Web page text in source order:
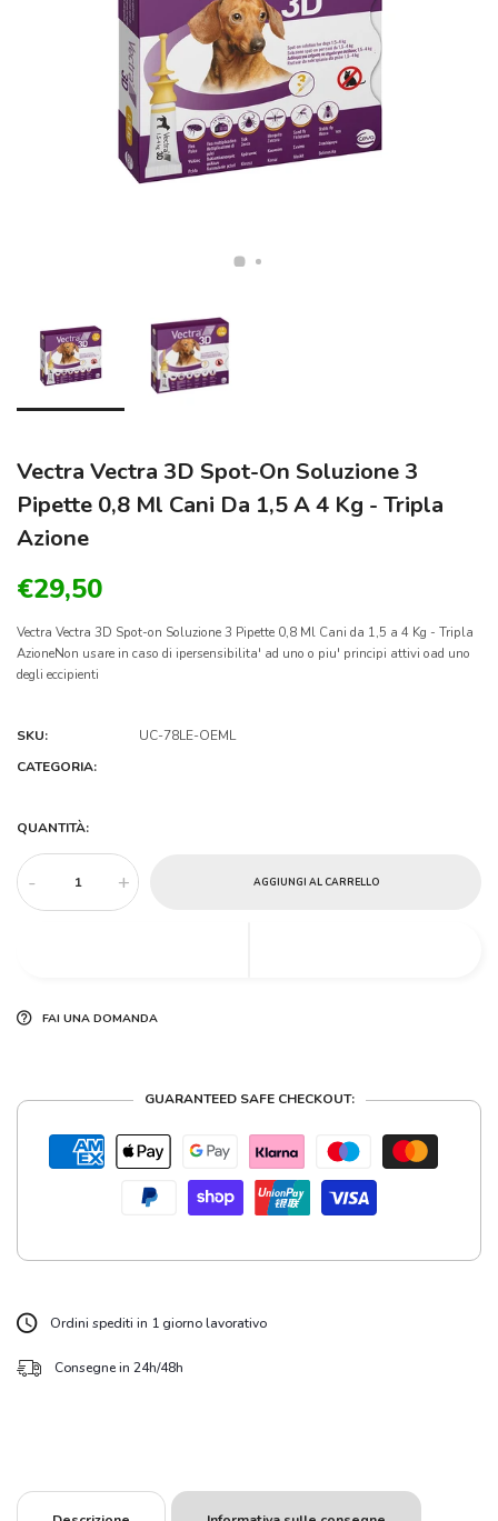
Vectra Vectra 3D Spot-On Soluzione 3
Pipette 0,8 Ml Cani Da 1,5 A 4 Kg - Tripla
Azione
€29,50
Vectra Vectra 3D Spot-on Soluzione 3 Pipette 0,8 Ml Cani da 1,5 a 4 Kg - Tripla
AzioneNon usare in caso di ipersensibilita' ad uno o piu' principi attivi oad uno
degli eccipienti
SKU:
UC-78LE-OEML
CATEGORIA:
QUANTITÀ:
- + AGGIUNGI AL CARRELLO
FAI UNA DOMANDA
GUARANTEED SAFE CHECKOUT:
Ordini spediti in 1 giorno lavorativo
Consegne in 24h/48h